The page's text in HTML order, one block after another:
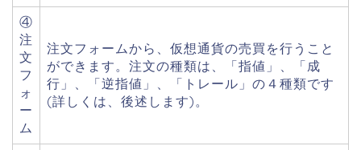
④
注
文
フ
ォ
ー
ム
注文フォームから、仮想通貨の売買を行うこと
ができます。注文の種類は、「指値」、「成
行」、「逆指値」、「トレール」の４種類です
(詳しくは、後述します)。